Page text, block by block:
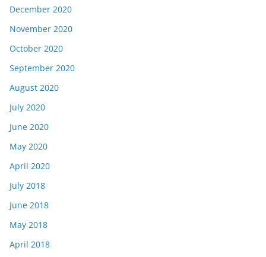
December 2020
November 2020
October 2020
September 2020
August 2020
July 2020
June 2020
May 2020
April 2020
July 2018
June 2018
May 2018
April 2018